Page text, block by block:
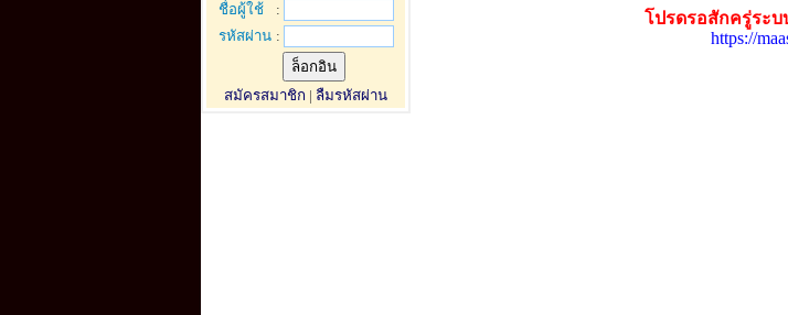
ชื่อผู้ใช้
:
รหัสผ่าน :
สมัครสมาชิก | ลืมรหัสผ่าน
โปรดรอสักครู่ระบ
https://